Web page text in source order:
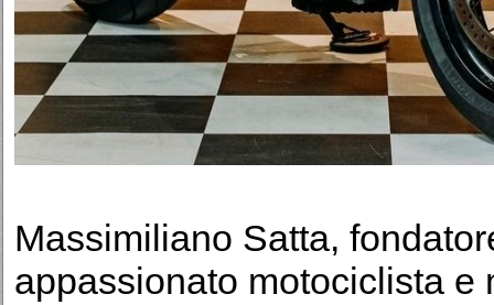
Massimiliano Satta,
appassionato motociclista e